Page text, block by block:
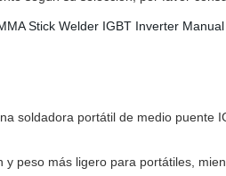
soldadora portátil de medio
y peso más ligero para portátiles,